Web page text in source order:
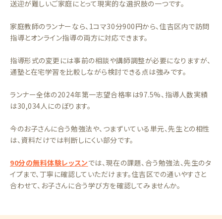
送迎が難しいご家庭にとって現実的な選択肢の一つです。
家庭教師のランナーなら、1コマ30分900円から、住吉区内で訪問
指導とオンライン指導の両方に対応できます。
指導形式の変更には事前の相談や講師調整が必要になりますが、
通塾と在宅学習を比較しながら検討できる点は強みです。
ランナー全体の2024年第一志望合格率は97.5%、指導人数実績
は30,034人にのぼります。
今のお子さんに合う勉強法や、つまずいている単元、先生との相性
は、資料だけでは判断しにくい部分です。
90分の無料体験レッスンでは、現在の課題、合う勉強法、先生のタ
イプまで、丁寧に確認していただけます。住吉区での通いやすさと
合わせて、お子さんに合う学び方を確認してみませんか。